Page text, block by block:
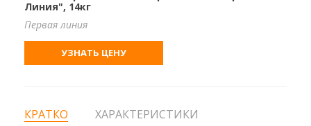
Линия", 14кг
Первая линия
УЗНАТЬ ЦЕНУ
КРАТКО ХАРАКТЕРИСТИКИ